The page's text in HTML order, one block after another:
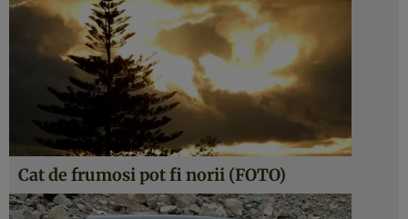
Cat de frumosi pot fi norii (FOTO)